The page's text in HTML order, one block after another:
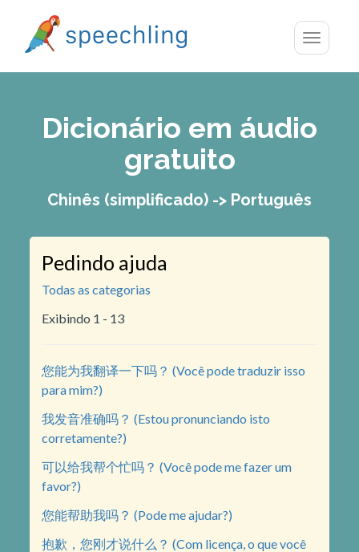
Toggle
Dicionário em áudio
gratuito
Chinês (simplificado) -> Português
Pedindo ajuda
Todas as categorias
Exibindo 1 - 13
您能为我翻译一下吗？ (Você pode traduzir isso
para mim?)
我发音准确吗？ (Estou pronunciando isto
corretamente?)
可以给我帮个忙吗？ (Você pode me fazer um
favor?)
您能帮助我吗？ (Pode me ajudar?)
抱歉，您刚才说什么？ (Com licença, o que você